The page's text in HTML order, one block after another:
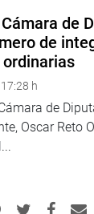
información
de
de
h
de
Oscar Reto